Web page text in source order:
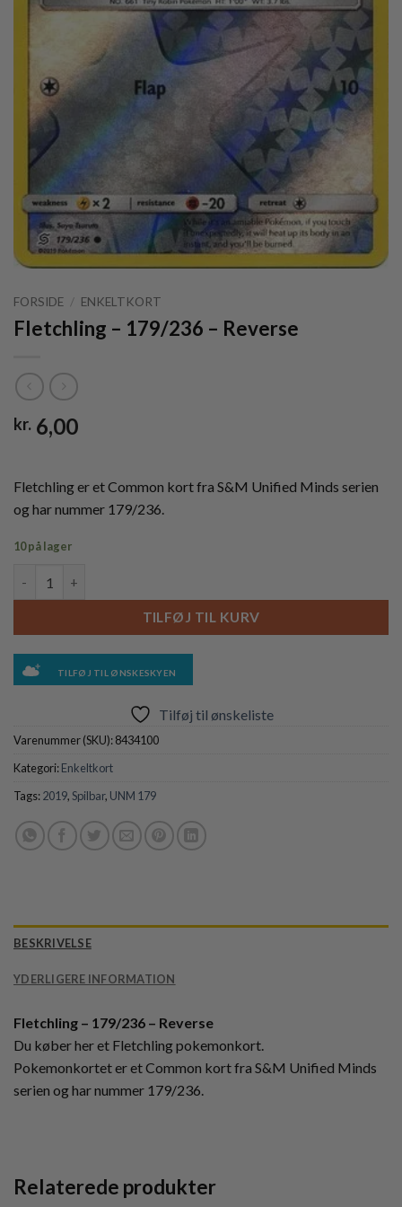
FORSIDE / ENKELTKORT
Fletchling – 179/236 – Reverse
kr. 6,00
Fletchling er et Common kort fra S&M Unified Minds serien
og har nummer 179/236.
10 på lager
TILFØJ TIL KURV
TILFØJ TIL ØNSKESKYEN
Tilføj til ønskeliste
Varenummer (SKU):8434100
Kategori:Enkeltkort
Tags:2019,Spilbar, UNM 179
BESKRIVELSE
YDERLIGERE INFORMATION
Fletchling – 179/236 – Reverse
Du køber her et Fletchling pokemonkort.
Pokemonkortet er et Common kort fra S&M Unified Minds
serien og har nummer 179/236.
Relaterede produkter